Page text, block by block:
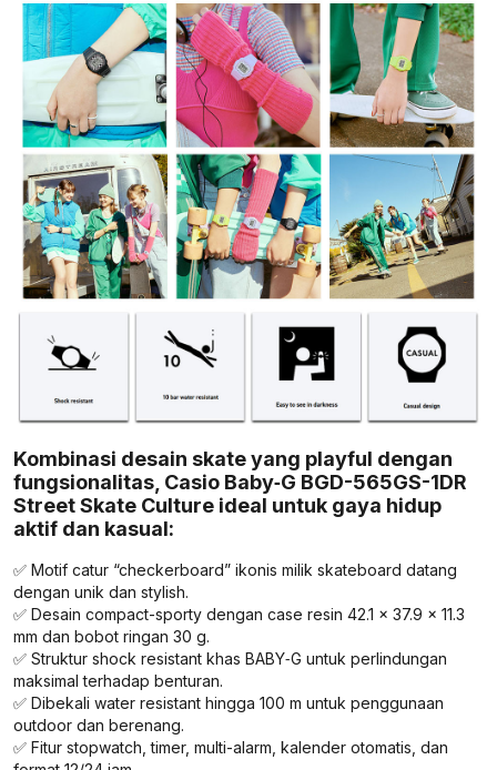
Kombinasi desain skate yang playful dengan
fungsionalitas, Casio Baby‑G BGD-565GS-1DR
Street Skate Culture ideal untuk gaya hidup
aktif dan kasual:
✅ Motif catur “checkerboard” ikonis milik skateboard datang
dengan unik dan stylish.
✅ Desain compact-sporty dengan case resin 42.1 × 37.9 × 11.3
mm dan bobot ringan 30 g.
✅ Struktur shock resistant khas BABY‑G untuk perlindungan
maksimal terhadap benturan.
✅ Dibekali water resistant hingga 100 m untuk penggunaan
outdoor dan berenang.
✅ Fitur stopwatch, timer, multi-alarm, kalender otomatis, dan